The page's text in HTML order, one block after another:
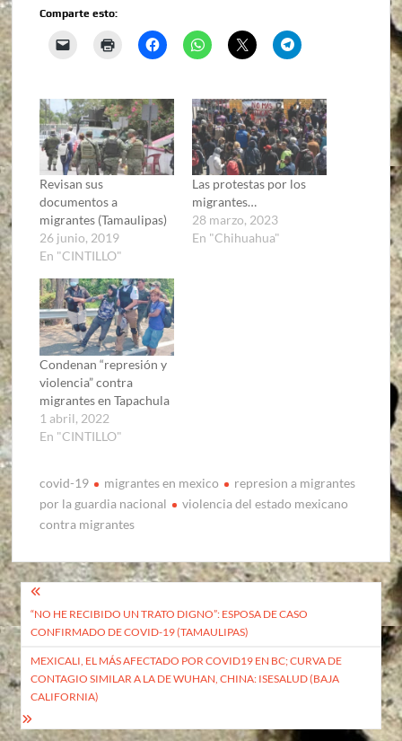
Comparte esto:
Revisan sus
documentos a
migrantes (Tamaulipas)
26 junio, 2019
En "CINTILLO"
Las protestas por los
migrantes…
28 marzo, 2023
En "Chihuahua"
Condenan “represión y
violencia” contra
migrantes en Tapachula
1 abril, 2022
En "CINTILLO"
covid-19 migrantes en mexico
represion a migrantes
por la guardia nacional
violencia del estado mexicano
contra migrantes
Navegación
de
entradas
“NO HE RECIBIDO UN TRATO DIGNO”: ESPOSA DE CASO
CONFIRMADO DE COVID-19 (TAMAULIPAS)
MEXICALI, EL MÁS AFECTADO POR COVID19 EN BC; CURVA DE
CONTAGIO SIMILAR A LA DE WUHAN, CHINA: ISESALUD (BAJA
CALIFORNIA)